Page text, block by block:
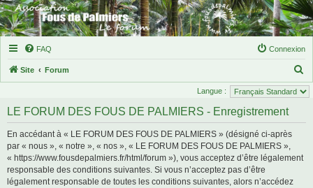
FAQ Connexion
Site Forum
e
Langue :
LE FORUM DES FOUS DE PALMIERS - Enregistrement
En accédant à « LE FORUM DES FOUS DE PALMIERS » (désigné ci-après
par « nous », « notre », « nos », « LE FORUM DES FOUS DE PALMIERS »,
« https://www.fousdepalmiers.fr/html/forum »), vous acceptez d’être légalement
responsable des conditions suivantes. Si vous n’acceptez pas d’être
légalement responsable de toutes les conditions suivantes, alors n’accédez